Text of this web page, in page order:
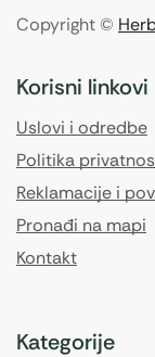
Copyright ©
Korisni linkovi
Uslovi i odredbe
Politika
Reklamacije i
Pronađi na mapi
Kontakt
Kategorije